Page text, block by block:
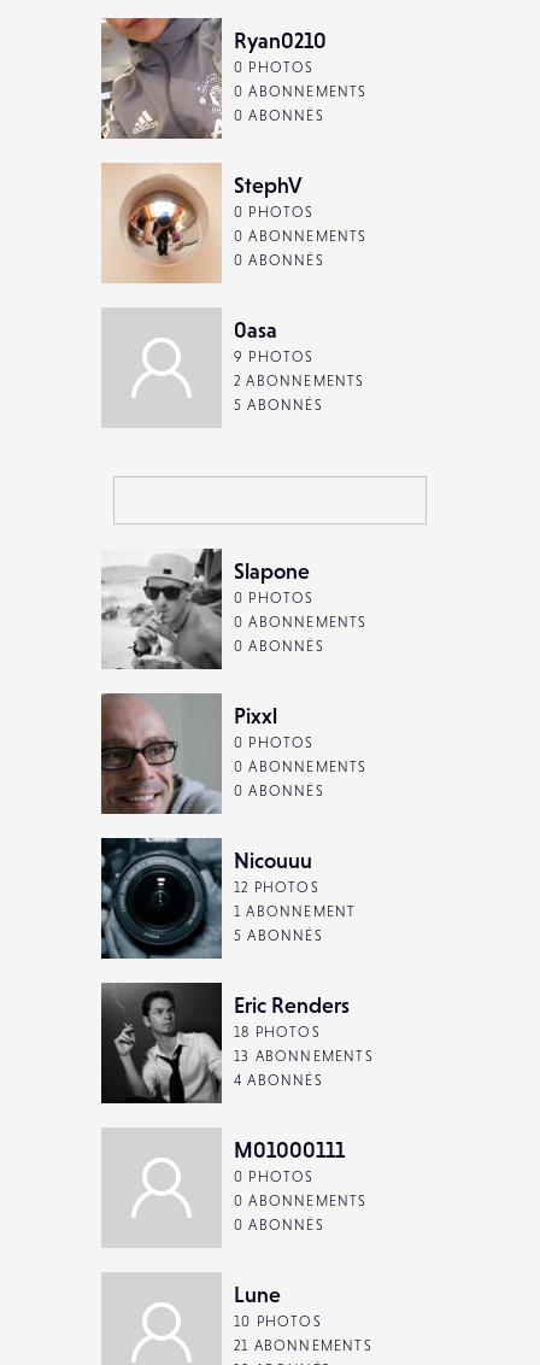
Ryan0210
0 PHOTOS
0 ABONNEMENTS
0 ABONNÉS
StephV
0 PHOTOS
0 ABONNEMENTS
0 ABONNÉS
0asa
9 PHOTOS
2 ABONNEMENTS
5 ABONNÉS
Slapone
0 PHOTOS
0 ABONNEMENTS
0 ABONNÉS
Pixxl
0 PHOTOS
0 ABONNEMENTS
0 ABONNÉS
Nicouuu
12 PHOTOS
1 ABONNEMENT
5 ABONNÉS
Eric Renders
18 PHOTOS
13 ABONNEMENTS
4 ABONNÉS
M01000111
0 PHOTOS
0 ABONNEMENTS
0 ABONNÉS
Lune
10 PHOTOS
21 ABONNEMENTS